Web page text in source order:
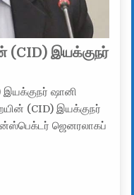
(CID) இயக்குநர்
இயக்குநர் ஷானி
(CID) இயக்குநர்
ஜெனரலாகப்